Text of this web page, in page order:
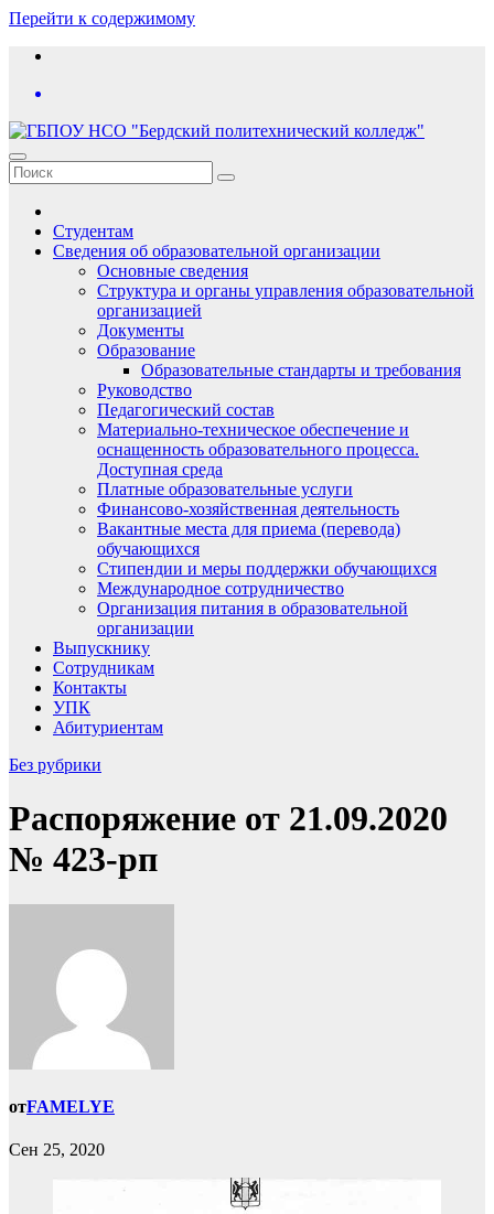
Перейти к содержимому
Студентам
Сведения об образовательной организации
Основные сведения
Структура и органы управления образовательной
организацией
Документы
Образование
Образовательные стандарты и требования
Руководство
Педагогический состав
Материально-техническое обеспечение и
оснащенность образовательного процесса.
Доступная среда
Платные образовательные услуги
Финансово-хозяйственная деятельность
Вакантные места для приема (перевода)
обучающихся
Стипендии и меры поддержки обучающихся
Международное сотрудничество
Организация питания в образовательной
организации
Выпускнику
Сотрудникам
Контакты
УПК
Абитуриентам
Без рубрики
Распоряжение от 21.09.2020
№ 423-рп
отFAMELYE
Сен 25, 2020